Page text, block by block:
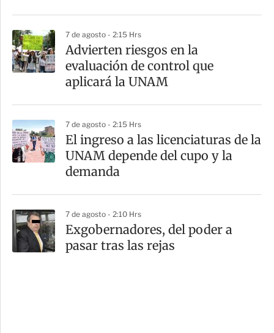
7 de agosto - 2:15 Hrs
Advierten riesgos en la
evaluación de control que
aplicará la UNAM
7 de agosto - 2:15 Hrs
El ingreso a las licenciaturas de la
UNAM depende del cupo y la
demanda
7 de agosto - 2:10 Hrs
Exgobernadores, del poder a
pasar tras las rejas